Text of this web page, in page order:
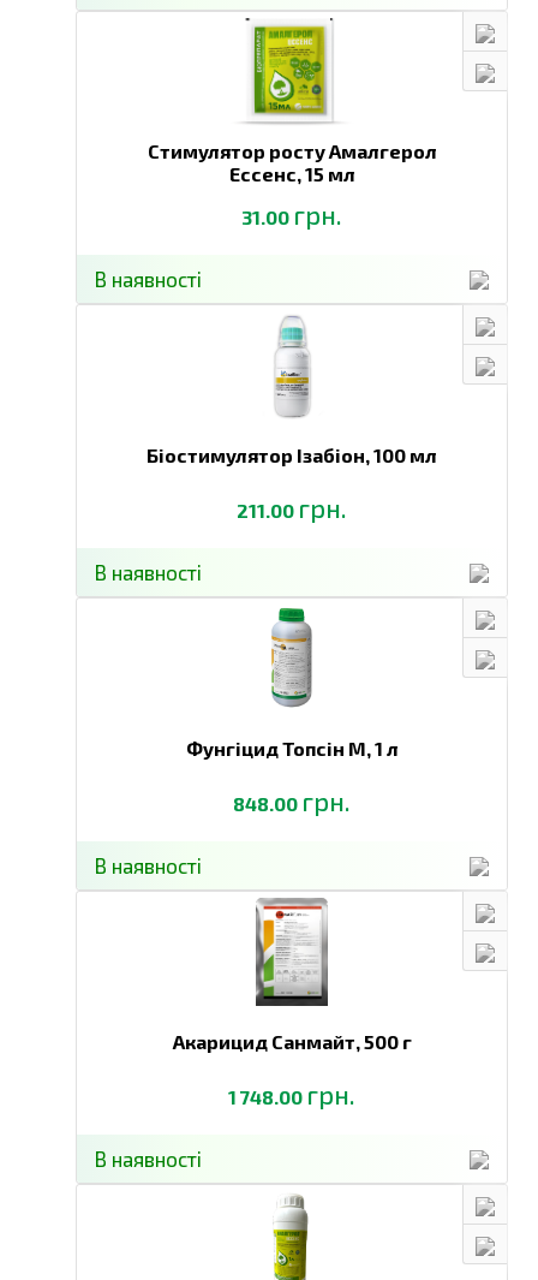
Стимулятор росту Амалгерол
Ессенс,15 мл
31.00 грн.
В наявності
Біостимулятор Ізабіон,100 мл
211.00 грн.
В наявності
Фунгіцид Топсін М,1 л
848.00 грн.
В наявності
Акарицид Санмайт,500 г
1 748.00 грн.
В наявності